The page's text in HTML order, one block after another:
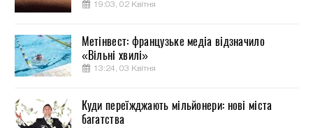
19:03, 02 Квітня
Метінвест: французьке медіа відзначило
«Вільні хвилі»
13:24, 03 Квітня
Куди переїжджають мільйонери: нові міста
багатства